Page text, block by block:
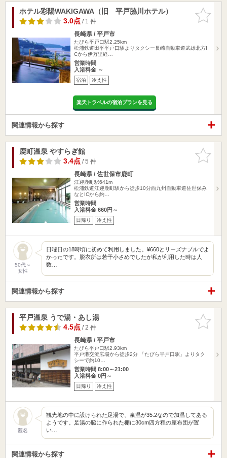
お気に入
りに追加
ホテル彩陽WAKIGAWA（旧 平戸脇川ホテル）
3.0点/ 1 件
長崎県 / 平戸市
たびら平戸口駅2.25km
松浦鉄道田平平戸口駅よりタクシー長崎自動車道武雄北方I
Cから伊万里経…
営業時間
入浴料金 ～
宿泊 冷え性
楽天トラベルの宿泊プランを見る
関連情報から探す
お気に入
りに追加
鹿町温泉 やすらぎ館
3.4点/ 5 件
長崎県 / 佐世保市鹿町
江迎鹿町駅641m
松浦鉄道江迎鹿町駅から徒歩10分西九州自動車道佐世保み
なとICから約…
営業時間
入浴料金 660円～
日帰り 冷え性
50代～
女性
日曜日の18時頃に初めて利用しました。¥660とリーズナブルでよ
かったです。脱衣所は若干小さめでしたが私が利用した時は人
数…
関連情報から探す
お気に入
りに追加
平戸温泉 うで湯・あし湯
4.5点/ 2 件
長崎県 / 平戸市
たびら平戸口駅2.93km
平戸港交流広場から徒歩2分 「たびら平戸口駅」よりタク
シーで約10…
営業時間 8:00～21:00
入浴料金 0円～
日帰り 冷え性
匿名
観光地の中に設けられた足湯で、泉温が35.2なので加温してある
ようです。足湯の脇に作られた棚に30cm四方程の座布団が置
い…
関連情報から探す